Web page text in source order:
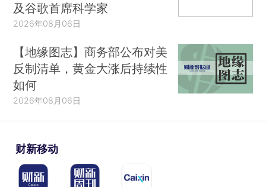
及谷歌首席科学家
2026年08月06日
【地缘图志】商务部公布对美
反制清单，黄金大涨后持续性
如何
2026年08月06日
财新移动